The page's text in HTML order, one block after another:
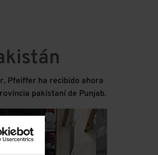
Pfeiffer ha recibido ahora
pakistaní de Punjab.